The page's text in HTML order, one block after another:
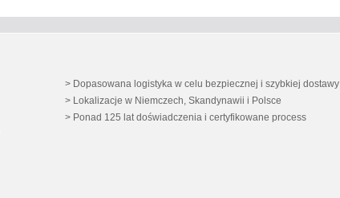
Dopasowana logistyka w celu bezpiecznej i szybkiej dostawy
Lokalizacje w Niemczech, Skandynawii i Polsce
Ponad 125 lat doświadczenia i certyfikowane process